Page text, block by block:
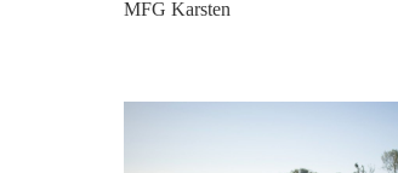
MFG Karsten